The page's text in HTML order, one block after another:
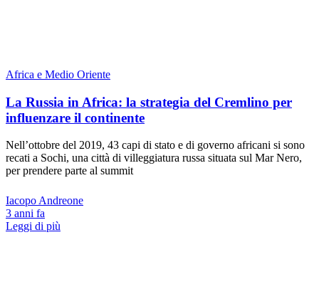
Africa e Medio Oriente
La Russia in Africa: la strategia del Cremlino per
influenzare il continente
Nell’ottobre del 2019, 43 capi di stato e di governo africani si sono
recati a Sochi, una città di villeggiatura russa situata sul Mar Nero,
per prendere parte al summit
Iacopo Andreone
3 anni fa
Leggi di più